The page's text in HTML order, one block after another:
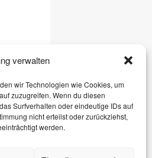
verwalten
wir Technologien wie Cookies, um
zuzugreifen. Wenn du diesen
Surfverhalten oder eindeutige IDs auf
nicht erteilst oder zurückziehst,
werden.